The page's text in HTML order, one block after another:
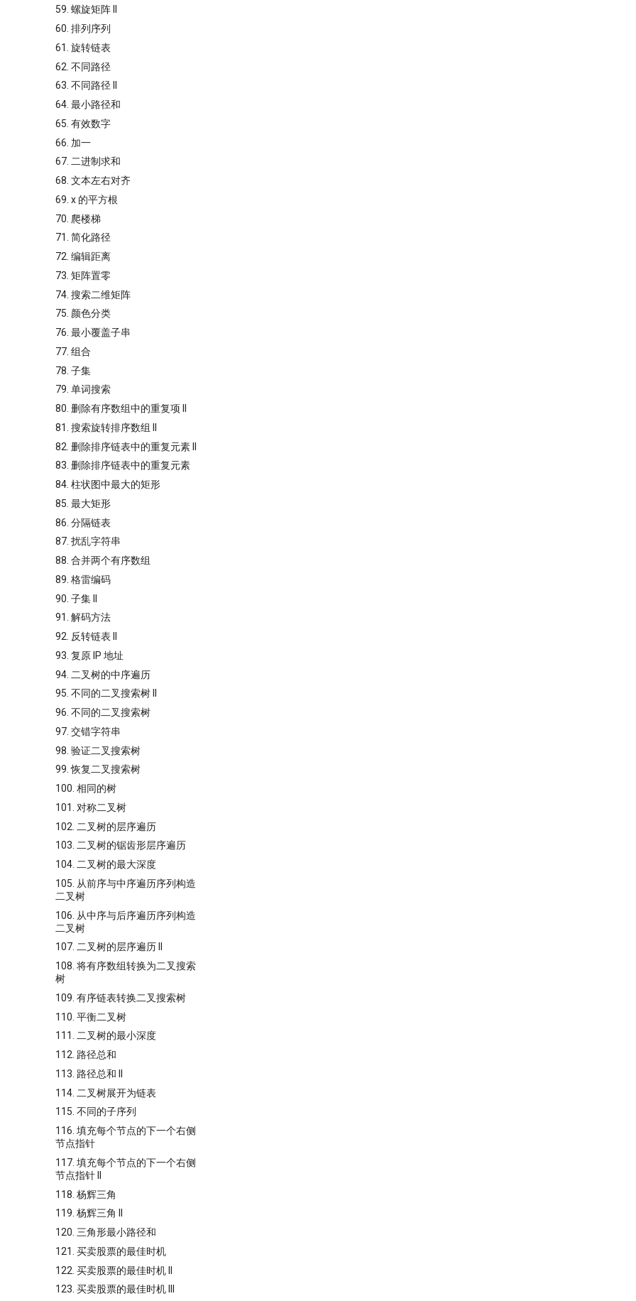
59. 螺旋矩阵 II
60. 排列序列
61. 旋转链表
62. 不同路径
63. 不同路径 II
64. 最小路径和
65. 有效数字
66. 加一
67. 二进制求和
68. 文本左右对齐
69. x 的平方根
70. 爬楼梯
71. 简化路径
72. 编辑距离
73. 矩阵置零
74. 搜索二维矩阵
75. 颜色分类
76. 最小覆盖子串
77. 组合
78. 子集
79. 单词搜索
80. 删除有序数组中的重复项 II
81. 搜索旋转排序数组 II
82. 删除排序链表中的重复元素 II
83. 删除排序链表中的重复元素
84. 柱状图中最大的矩形
85. 最大矩形
86. 分隔链表
87. 扰乱字符串
88. 合并两个有序数组
89. 格雷编码
90. 子集 II
91. 解码方法
92. 反转链表 II
93. 复原 IP 地址
94. 二叉树的中序遍历
95. 不同的二叉搜索树 II
96. 不同的二叉搜索树
97. 交错字符串
98. 验证二叉搜索树
99. 恢复二叉搜索树
100. 相同的树
101. 对称二叉树
102. 二叉树的层序遍历
103. 二叉树的锯齿形层序遍历
104. 二叉树的最大深度
105. 从前序与中序遍历序列构造
二叉树
106. 从中序与后序遍历序列构造
二叉树
107. 二叉树的层序遍历 II
108. 将有序数组转换为二叉搜索
树
109. 有序链表转换二叉搜索树
110. 平衡二叉树
111. 二叉树的最小深度
112. 路径总和
113. 路径总和 II
114. 二叉树展开为链表
115. 不同的子序列
116. 填充每个节点的下一个右侧
节点指针
117. 填充每个节点的下一个右侧
节点指针 II
118. 杨辉三角
119. 杨辉三角 II
120. 三角形最小路径和
121. 买卖股票的最佳时机
122. 买卖股票的最佳时机 II
123. 买卖股票的最佳时机 III